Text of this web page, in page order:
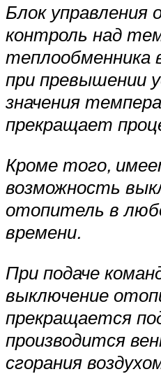
Блок
контроль над
теплообменника
при превышении
значения
прекращает
Кроме того,
возможность
отопитель в
време­ни.
При подаче
выключение
прекращается
производится
сгорания